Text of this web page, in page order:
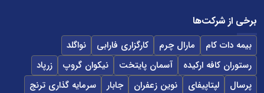
برخی از شرکت‌ها
بیمه دات کام مارال چرم کارگزاری فارابی
نواگلد
رستوران کافه ارکیده
آسمان پایتخت نیکوان گروپ
زرپاد
پرسال
لپتاپیفای نوین زعفران جابار
سرمایه گذاری ترنج